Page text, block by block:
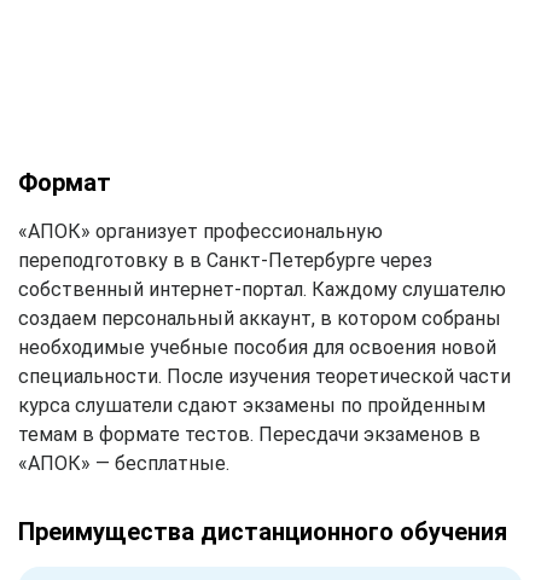
Формат
«АПОК» организует профессиональную
переподготовку в в Санкт-Петербурге через
собственный интернет-портал. Каждому слушателю
создаем персональный аккаунт, в котором собраны
необходимые учебные пособия для освоения новой
специальности. После изучения теоретической части
курса слушатели сдают экзамены по пройденным
темам в формате тестов. Пересдачи экзаменов в
«АПОК» — бесплатные.
Преимущества дистанционного обучения